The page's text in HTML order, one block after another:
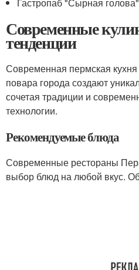
Современные
тенденции
Современная пермская
повара города создают
сочетая традиции и
технологии.
Рекомендуемые блюда
Современные рестораны
выбор блюд на любой вкус.